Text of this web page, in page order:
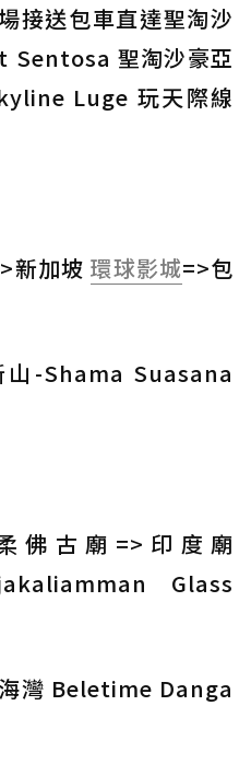
接送包車直達聖淘沙
Sentosa 聖淘沙豪亞
Luge 玩天際線
新加坡 環球影城=>包
-Shama Suasana
佛古廟=>印度廟
Glass
灣 Beletime Danga